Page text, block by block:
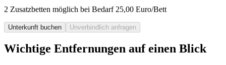
2 Zusatzbetten möglich bei Bedarf 25,00 Euro/Bett
Unterkunft buchen Unverbindlich anfragen
Wichtige Entfernungen auf einen Blick